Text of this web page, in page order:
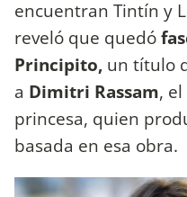
encuentran Tintín y
reveló que quedó
Principito, un título
a Dimitri Rassam,
princesa, quien
basada en esa obra.